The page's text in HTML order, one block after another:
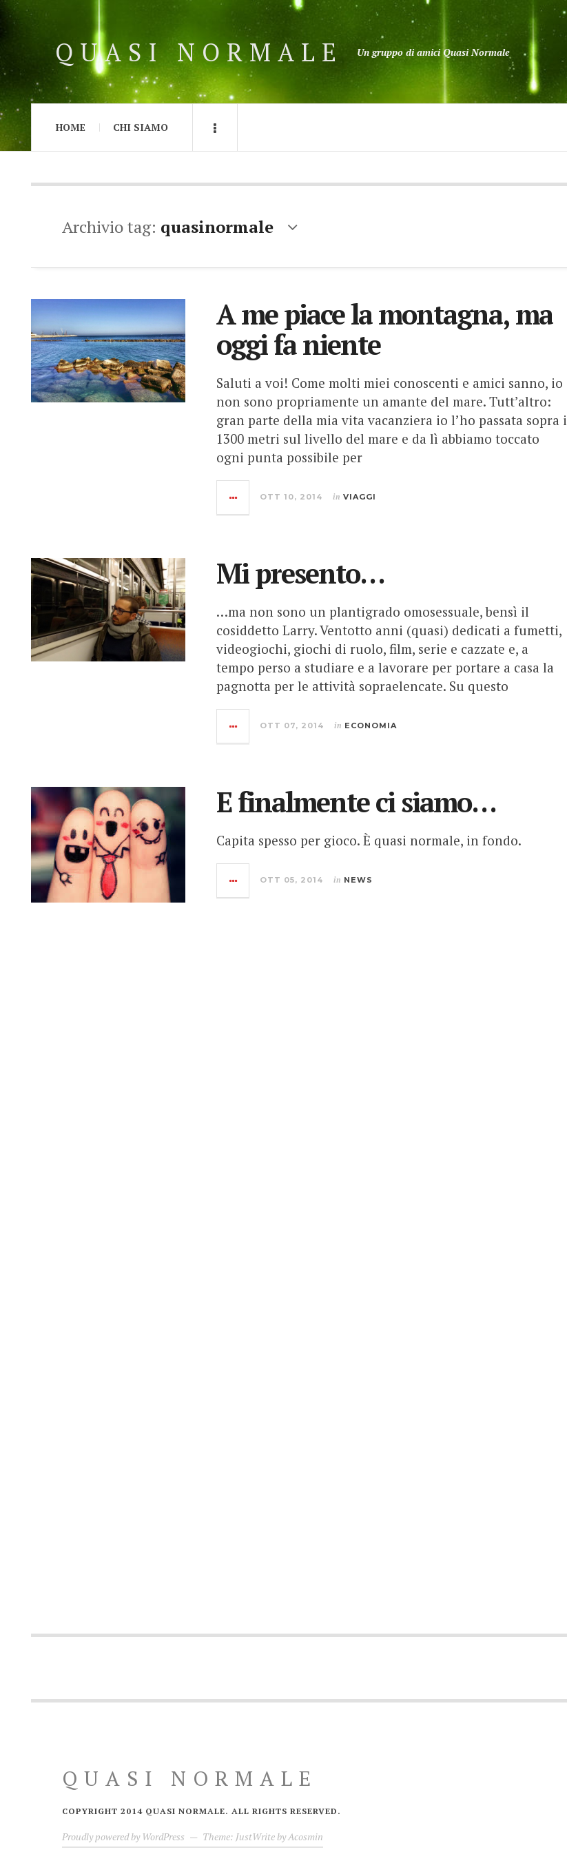
QUASI NORMALE Un gruppo di amici Quasi Normale
HOME CHI SIAMO
Archivio tag: quasinormale
A me piace la montagna, ma
oggi fa niente
Saluti a voi! Come molti miei conoscenti e amici sanno, io
non sono propriamente un amante del mare. Tutt’altro:
gran parte della mia vita vacanziera io l’ho passata sopra i
1300 metri sul livello del mare e da lì abbiamo toccato
ogni punta possibile per
OTT 10, 2014 in VIAGGI
Mi presento…
…ma non sono un plantigrado omosessuale, bensì il
cosiddetto Larry. Ventotto anni (quasi) dedicati a fumetti,
videogiochi, giochi di ruolo, film, serie e cazzate e, a
tempo perso a studiare e a lavorare per portare a casa la
pagnotta per le attività sopraelencate. Su questo
OTT 07, 2014 in ECONOMIA
E finalmente ci siamo…
Capita spesso per gioco. È quasi normale, in fondo.
OTT 05, 2014 in NEWS
QUASI NORMALE
COPYRIGHT 2014 QUASI NORMALE. ALL RIGHTS RESERVED.
Proudly powered by WordPress — Theme: JustWrite byAcosmin